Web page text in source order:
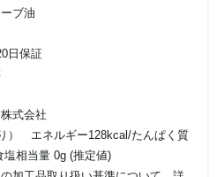
ブ油
日保証
式会社
） エネルギー128kcal/たんぱく質
相当量 0g (推定値)